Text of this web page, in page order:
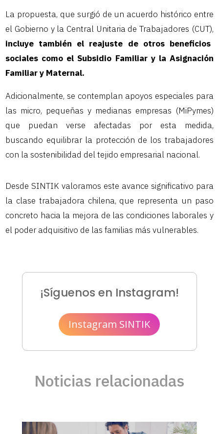
La propuesta, que surgió de un acuerdo histórico entre
el Gobierno y la Central Unitaria de Trabajadores (CUT),
incluye también el reajuste de otros beneficios
sociales como el Subsidio Familiar y la Asignación
Familiar y Maternal.
Adicionalmente, se contemplan apoyos especiales para
las micro, pequeñas y medianas empresas (MiPymes)
que puedan verse afectadas por esta medida,
buscando equilibrar la protección de los trabajadores
con la sostenibilidad del tejido empresarial nacional.
Desde SINTIK valoramos este avance significativo para
la clase trabajadora chilena, que representa un paso
concreto hacia la mejora de las condiciones laborales y
el poder adquisitivo de las familias más vulnerables.
¡Síguenos en Instagram!
Instagram SINTIK
Noticias relacionadas